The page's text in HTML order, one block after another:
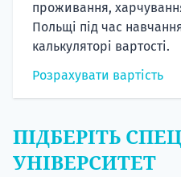
проживання,
Польщі під час
калькуляторі вартості.
Розрахувати вартість
ПІДБЕРІТЬ
УНІВЕРСИТЕТ